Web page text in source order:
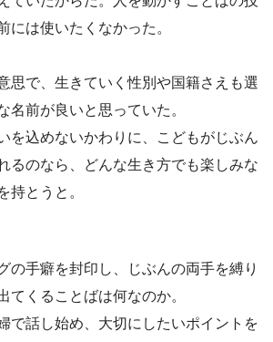
には使いたくなかった。
思で、生きていく性別や国籍さえも選
名前が良いと思っていた。
を込めないかわりに、こどもがじぶん
るのなら、どんな生き方でも楽しみな
持とうと。
の手癖を封印し、じぶんの両手を縛り
てくることばは何なのか。
で話し始め、大切にしたいポイントを